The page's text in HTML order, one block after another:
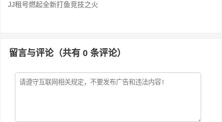
JJ租号燃起全新打鱼竞技之火
留言与评论（共有 0 条评论）